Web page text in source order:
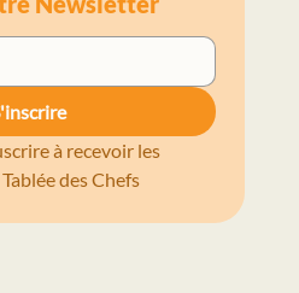
à recevoir les
des Chefs